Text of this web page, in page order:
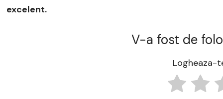
excelent.
V-a fost de
Logheaza-